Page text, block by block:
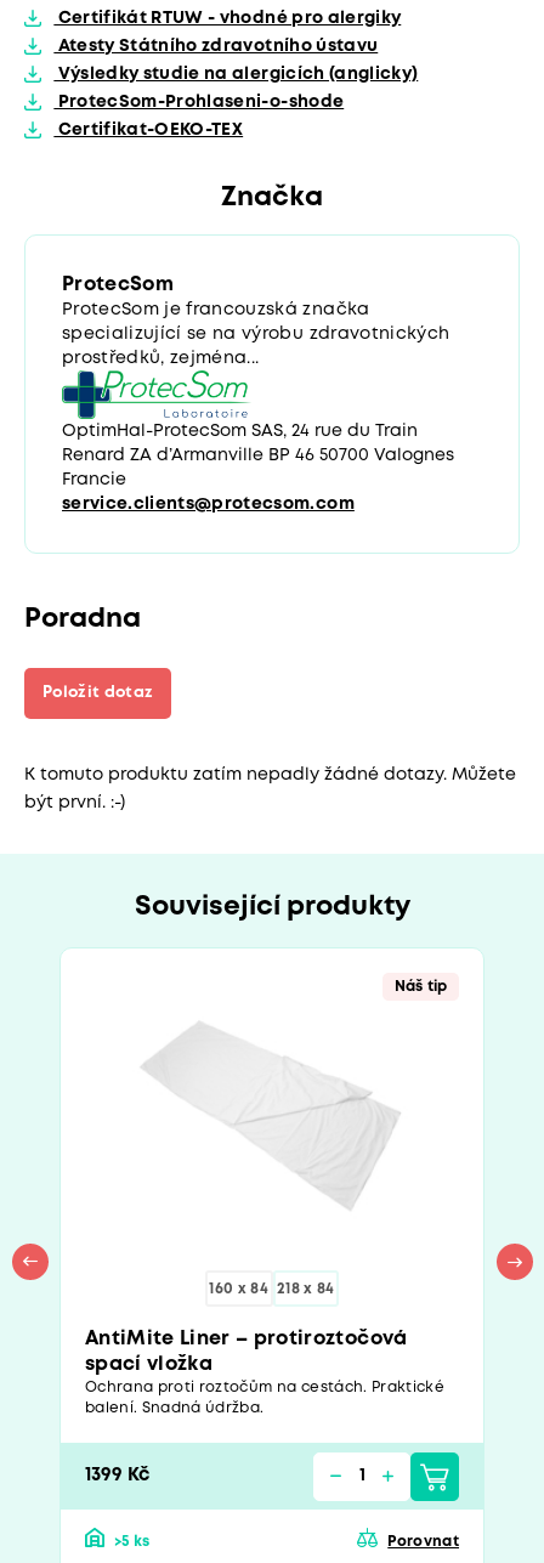
Certifikát RTUW - vhodné pro alergiky
Atesty Státního zdravotního ústavu
Výsledky studie na alergicích (anglicky)
ProtecSom-Prohlaseni-o-shode
Certifikat-OEKO-TEX
Značka
ProtecSom
ProtecSom je francouzská značka
specializující se na výrobu zdravotnických
prostředků, zejména...
OptimHal-ProtecSom SAS, 24 rue du Train
Renard ZA d’Armanville BP 46 50700 Valognes
Francie
service.clients@protecsom.com
Poradna
Položit dotaz
K tomuto produktu zatím nepadly žádné dotazy. Můžete
být první. :-)
Související produkty
Náš tip
160 x 84 218 x 84
AntiMite Liner – protiroztočová
spací vložka
Ochrana proti roztočům na cestách. Praktické
balení. Snadná údržba.
1399 Kč
>5 ks Porovnat